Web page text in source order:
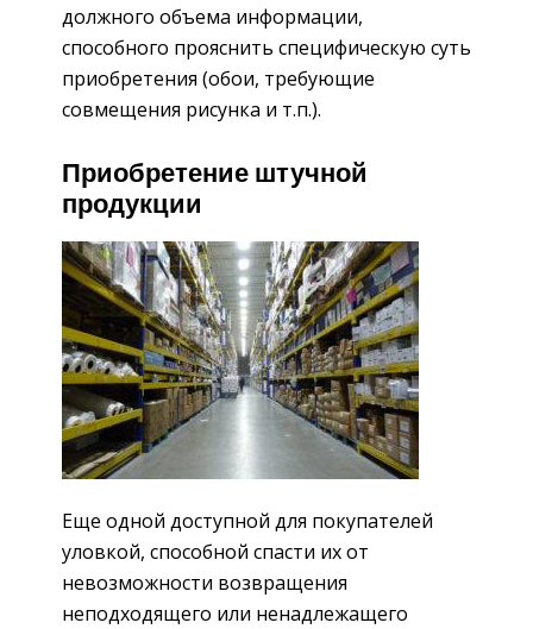
должного объема информации,
способного прояснить специфическую суть
приобретения (обои, требующие
совмещения рисунка и т.п.).
Приобретение штучной
продукции
Еще одной доступной для покупателей
уловкой, способной спасти их от
невозможности возвращения
неподходящего или ненадлежащего